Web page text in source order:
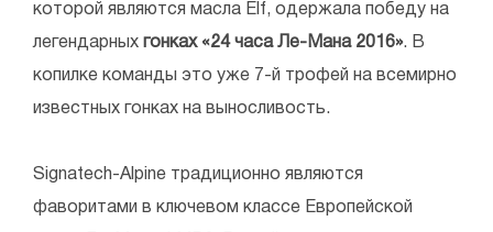
которой являются масла Elf, одержала победу на
легендарных гонках «24 часа Ле-Мана 2016». В
копилке команды это уже 7-й трофей на всемирно
известных гонках на выносливость.
Signatech-Alpine традиционно являются
фаворитами в ключевом классе Европейской